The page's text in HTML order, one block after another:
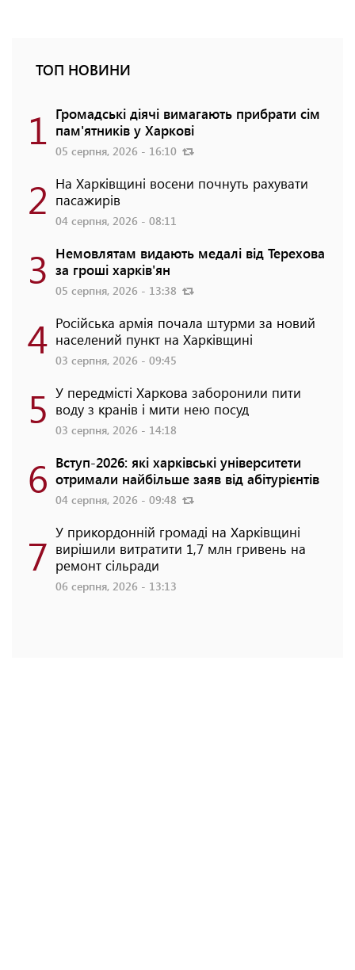
ТОП НОВИНИ
1 Громадські діячі вимагають прибрати сім
пам'ятників у Харкові
05 серпня, 2026 - 16:10
2 На Харківщині восени почнуть рахувати
пасажирів
04 серпня, 2026 - 08:11
3 Немовлятам видають медалі від Терехова
за гроші харків'ян
05 серпня, 2026 - 13:38
4 Російська армія почала штурми за новий
населений пункт на Харківщині
03 серпня, 2026 - 09:45
5 У передмісті Харкова заборонили пити
воду з кранів і мити нею посуд
03 серпня, 2026 - 14:18
6 Вступ-2026: які харківські університети
отримали найбільше заяв від абітурієнтів
04 серпня, 2026 - 09:48
7 У прикордонній громаді на Харківщині
вирішили витратити 1,7 млн гривень на
ремонт сільради
06 серпня, 2026 - 13:13